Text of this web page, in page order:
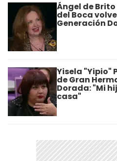
Ángel de
del Boca
Generación
Yisela "Yipio"
de Gran
Dorada: "Mi
casa"